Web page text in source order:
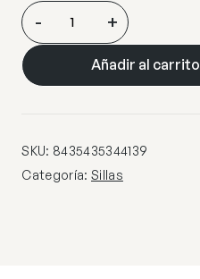
GIRO-
TABURETE
GRIS
CLARO-
- +
Añadir al carrito
SKU: 8435435344139
Categoría: Sillas